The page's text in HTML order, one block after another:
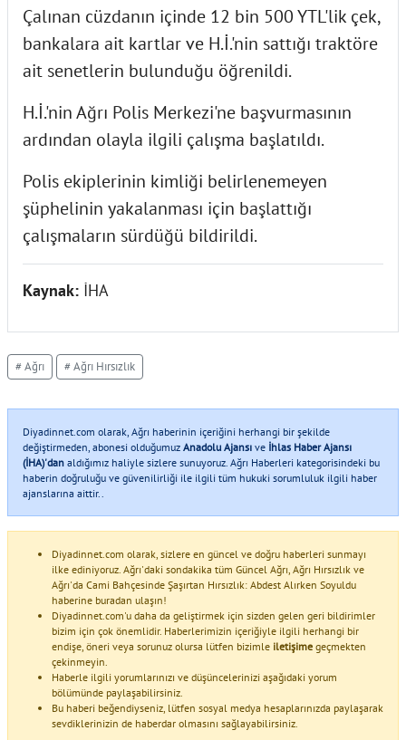
Çalınan cüzdanın içinde 12 bin 500 YTL'lik çek,
bankalara ait kartlar ve H.İ.'nin sattığı traktöre
ait senetlerin bulunduğu öğrenildi.
H.İ.'nin Ağrı Polis Merkezi'ne başvurmasının
ardından olayla ilgili çalışma başlatıldı.
Polis ekiplerinin kimliği belirlenemeyen
şüphelinin yakalanması için başlattığı
çalışmaların sürdüğü bildirildi.
Kaynak: İHA
# Ağrı # Ağrı Hırsızlık
Diyadinnet.com olarak, Ağrı haberinin içeriğini herhangi bir şekilde
değiştirmeden, abonesi olduğumuz Anadolu Ajansı ve İhlas Haber Ajansı
(İHA)'dan aldığımız haliyle sizlere sunuyoruz. Ağrı Haberleri kategorisindeki bu
haberin doğruluğu ve güvenilirliği ile ilgili tüm hukuki sorumluluk ilgili haber
ajanslarına aittir..
Diyadinnet.com olarak, sizlere en güncel ve doğru haberleri sunmayı
ilke ediniyoruz. Ağrı'daki sondakika tüm Güncel Ağrı, Ağrı Hırsızlık ve
Ağrı'da Cami Bahçesinde Şaşırtan Hırsızlık: Abdest Alırken Soyuldu
haberine buradan ulaşın!
Diyadinnet.com'u daha da geliştirmek için sizden gelen geri bildirimler
bizim için çok önemlidir. Haberlerimizin içeriğiyle ilgili herhangi bir
endişe, öneri veya sorunuz olursa lütfen bizimle iletişime geçmekten
çekinmeyin.
Haberle ilgili yorumlarınızı ve düşüncelerinizi aşağıdaki yorum
bölümünde paylaşabilirsiniz.
Bu haberi beğendiyseniz, lütfen sosyal medya hesaplarınızda paylaşarak
sevdiklerinizin de haberdar olmasını sağlayabilirsiniz.